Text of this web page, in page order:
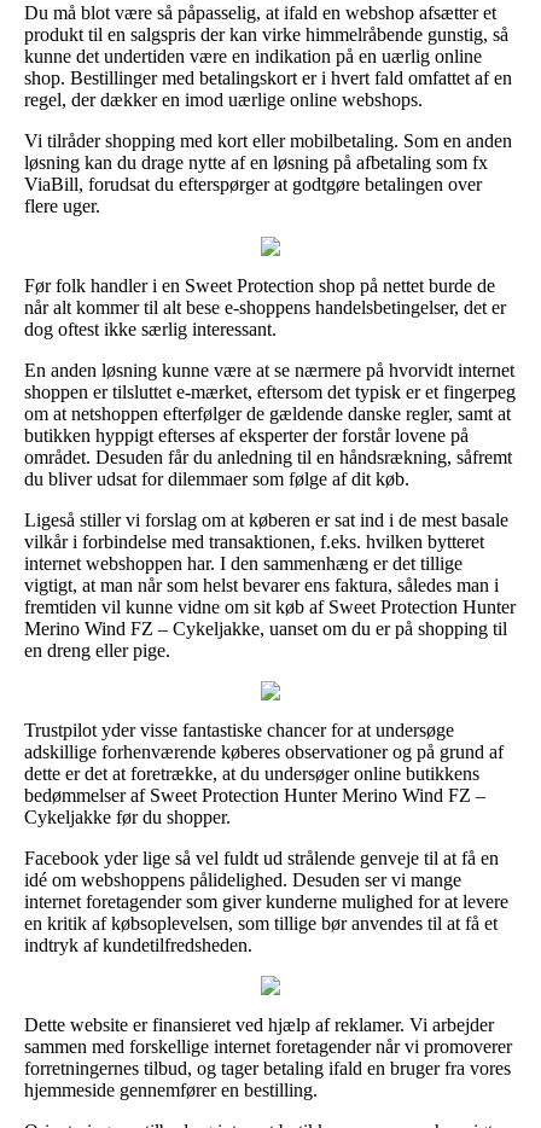
Du må blot være så påpasselig, at ifald en webshop afsætter et
produkt til en salgspris der kan virke himmelråbende gunstig, så
kunne det undertiden være en indikation på en uærlig online
shop. Bestillinger med betalingskort er i hvert fald omfattet af en
regel, der dækker en imod uærlige online webshops.
Vi tilråder shopping med kort eller mobilbetaling. Som en anden
løsning kan du drage nytte af en løsning på afbetaling som fx
ViaBill, forudsat du efterspørger at godtgøre betalingen over
flere uger.
Før folk handler i en Sweet Protection shop på nettet burde de
når alt kommer til alt bese e-shoppens handelsbetingelser, det er
dog oftest ikke særlig interessant.
En anden løsning kunne være at se nærmere på hvorvidt internet
shoppen er tilsluttet e-mærket, eftersom det typisk er et fingerpeg
om at netshoppen efterfølger de gældende danske regler, samt at
butikken hyppigt efterses af eksperter der forstår lovene på
området. Desuden får du anledning til en håndsrækning, såfremt
du bliver udsat for dilemmaer som følge af dit køb.
Ligeså stiller vi forslag om at køberen er sat ind i de mest basale
vilkår i forbindelse med transaktionen, f.eks. hvilken bytteret
internet webshoppen har. I den sammenhæng er det tillige
vigtigt, at man når som helst bevarer ens faktura, således man i
fremtiden vil kunne vidne om sit køb af Sweet Protection Hunter
Merino Wind FZ – Cykeljakke, uanset om du er på shopping til
en dreng eller pige.
Trustpilot yder visse fantastiske chancer for at undersøge
adskillige forhenværende køberes observationer og på grund af
dette er det at foretrække, at du undersøger online butikkens
bedømmelser af Sweet Protection Hunter Merino Wind FZ –
Cykeljakke før du shopper.
Facebook yder lige så vel fuldt ud strålende genveje til at få en
idé om webshoppens pålidelighed. Desuden ser vi mange
internet foretagender som giver kunderne mulighed for at levere
en kritik af købsoplevelsen, som tillige bør anvendes til at få et
indtryk af kundetilfredsheden.
Dette website er finansieret ved hjælp af reklamer. Vi arbejder
sammen med forskellige internet foretagender når vi promoverer
forretningernes tilbud, og tager betaling ifald en bruger fra vores
hjemmeside gennemfører en bestilling.